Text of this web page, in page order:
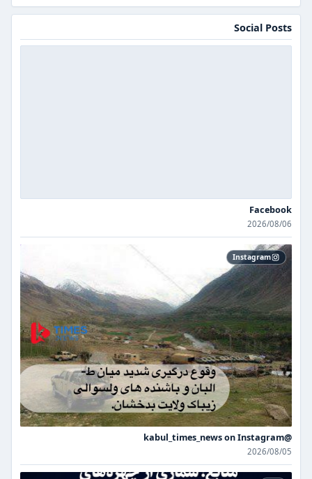
Social Posts
Facebook
2026/08/06
Instagram
@kabul_times_news on Instagram
2026/08/05